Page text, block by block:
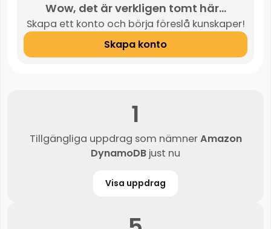
Wow, det är verkligen tomt här...
Skapa ett konto och börja föreslå kunskaper!
Skapa konto
1
Tillgängliga uppdrag som nämnerAmazon
DynamoDB just nu
Visa uppdrag